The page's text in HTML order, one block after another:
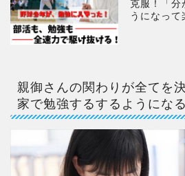
克服！「分
うになって
親御さんの関わりが全てを
家で勉強するするようになる